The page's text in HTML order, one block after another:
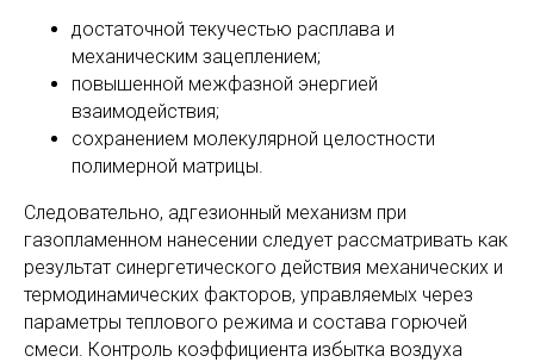
достаточной текучестью расплава и
механическим зацеплением;
повышенной межфазной энергией
взаимодействия;
сохранением молекулярной целостности
полимерной матрицы.
Следовательно, адгезионный механизм при
газопламенном нанесении следует рассматривать как
результат синергетического действия механических и
термодинамических факторов, управляемых через
параметры теплового режима и состава горючей
смеси. Контроль коэффициента избытка воздуха